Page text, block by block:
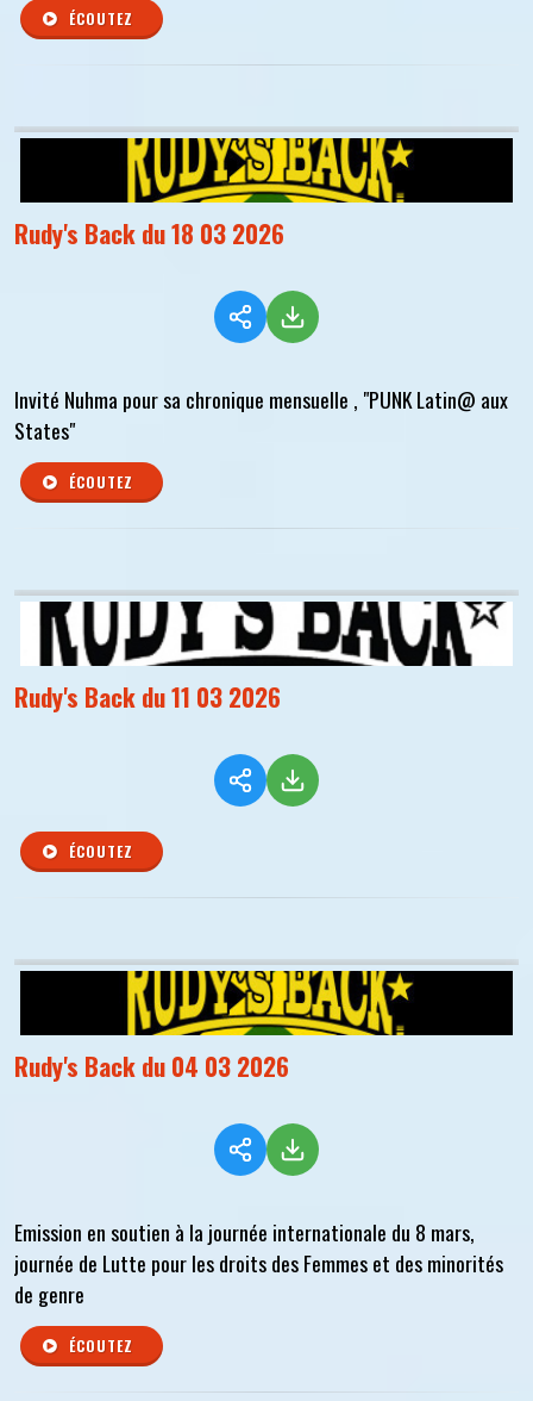
ÉCOUTEZ
Rudy's Back du 18 03 2026
Invité Nuhma pour sa chronique mensuelle , "PUNK Latin@ aux
States"
ÉCOUTEZ
Rudy's Back du 11 03 2026
ÉCOUTEZ
Rudy's Back du 04 03 2026
Emission en soutien à la journée internationale du 8 mars,
journée de Lutte pour les droits des Femmes et des minorités
de genre
ÉCOUTEZ